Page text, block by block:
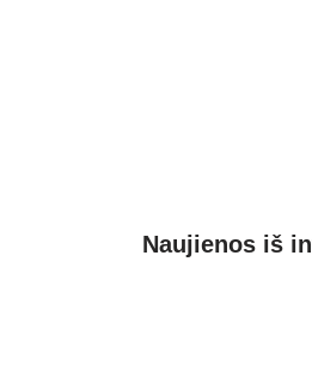
Naujienos iš